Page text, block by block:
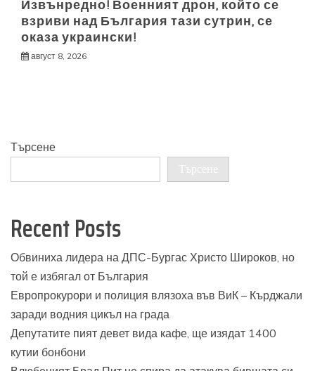
Извънредно! Военният дрон, който се
взриви над България тази сутрин, се
оказа украински!
август 8, 2026
Търсене
Търсене
Recent Posts
Обвиниха лидера на ДПС-Бургас Христо Широков, но
той е избягал от България
Европрокурори и полиция влязоха във ВиК – Кърджали
заради водния цикъл на града
Депутатите пият девет вида кафе, ще изядат 1400
кутии бонбони